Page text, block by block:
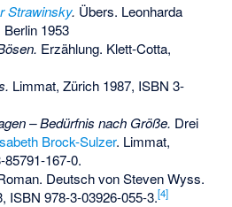
Strawinsky. Übers. Leonharda
Berlin 1953
Erzählung. Klett-Cotta,
Limmat, Zürich 1987, ISBN 3-
– Bedürfnis nach Größe. Drei
Brock-Sulzer. Limmat,
85791-167-0.
Deutsch von Steven Wyss.
ISBN 978-3-03926-055-3.[4]